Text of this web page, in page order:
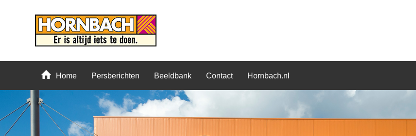
Home Persberichten Beeldbank Contact Hornbach.nl